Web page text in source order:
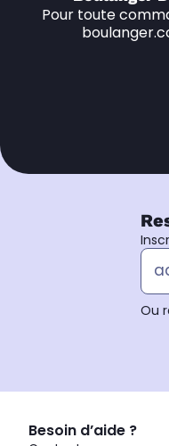
Pour toute
Ou
Besoin d’aide ?